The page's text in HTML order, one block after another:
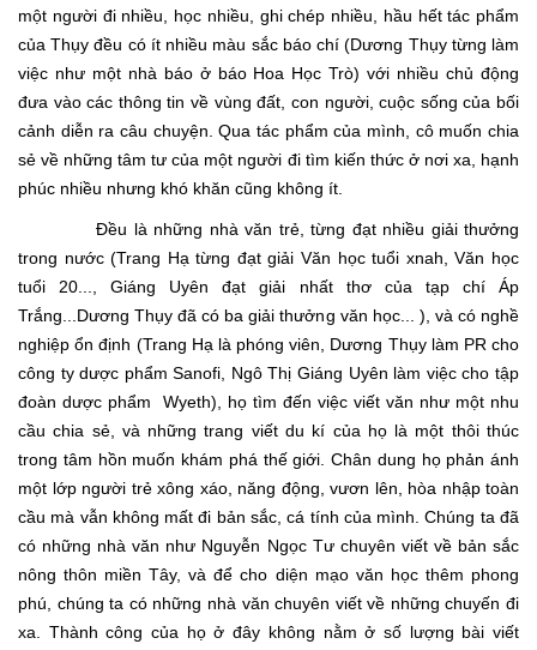
một người đi nhiều, học nhiều, ghi chép nhiều, hầu hết tác phẩm
của Thụy đều có ít nhiều màu sắc báo chí (Dương Thụy từng làm
việc như một nhà báo ở báo Hoa Học Trò) với nhiều chủ động
đưa vào các thông tin về vùng đất, con người, cuộc sống của bối
cảnh diễn ra câu chuyện. Qua tác phẩm của mình, cô muốn chia
sẻ về những tâm tư của một người đi tìm kiến thức ở nơi xa, hạnh
phúc nhiều nhưng khó khăn cũng không ít.
Đều là những nhà văn trẻ, từng đạt nhiều giải thưởng
trong nước (Trang Hạ từng đạt giải Văn học tuổi xnah, Văn học
tuổi 20..., Giáng Uyên đạt giải nhất thơ của tạp chí Áp
Trắng...Dương Thụy đã có ba giải thưởng văn học... ), và có nghề
nghiệp ổn định (Trang Hạ là phóng viên, Dương Thụy làm PR cho
công ty dược phẩm Sanofi, Ngô Thị Giáng Uyên làm việc cho tập
đoàn dược phẩm Wyeth), họ tìm đến việc viết văn như một nhu
cầu chia sẻ, và những trang viết du kí của họ là một thôi thúc
trong tâm hồn muốn khám phá thế giới. Chân dung họ phản ánh
một lớp người trẻ xông xáo, năng động, vươn lên, hòa nhập toàn
cầu mà vẫn không mất đi bản sắc, cá tính của mình. Chúng ta đã
có những nhà văn như Nguyễn Ngọc Tư chuyên viết về bản sắc
nông thôn miền Tây, và để cho diện mạo văn học thêm phong
phú, chúng ta có những nhà văn chuyên viết về những chuyến đi
xa. Thành công của họ ở đây không nằm ở số lượng bài viết